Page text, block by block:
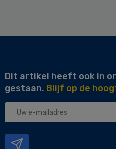
Dit artikel heeft ook in
gestaan. Blijf op de
Uw